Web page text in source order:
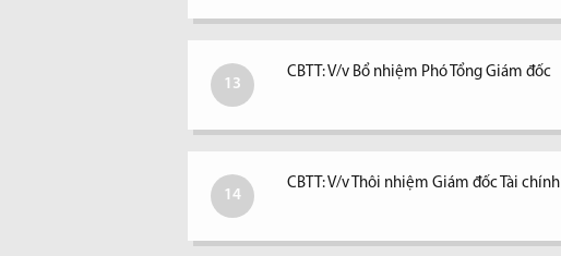
13
CBTT: V/v Bổ nhiệm Phó Tổng Giám đốc
14
CBTT: V/v Thôi nhiệm Giám đốc Tài chính